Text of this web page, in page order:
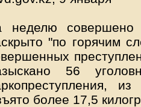
неделю совершено
"по горячим
56
более 17,5